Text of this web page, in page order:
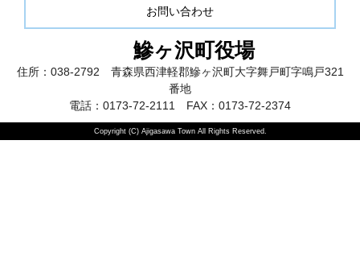
お問い合わせ
鰺ヶ沢町役場
住所：038-2792 青森県西津軽郡鰺ヶ沢町大字舞戸町字鳴戸321
番地
電話：0173-72-2111 FAX：0173-72-2374
Copyright (C) Ajigasawa Town All Rights Reserved.